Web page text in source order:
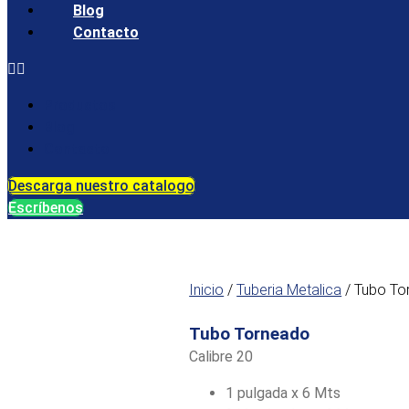
Blog
Contacto
Descarga nuestro catalogo
Escríbenos
Inicio /Tuberia Metalica / Tubo
Tubo Torneado
Calibre 20
1 pulgada x 6 Mts